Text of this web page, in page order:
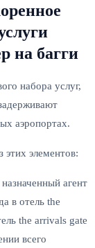
на багги
набора услуг,
аэропортах.
этих элементов:
агент
в отель the
the arrivals gate
всего